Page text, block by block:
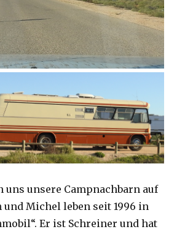
uns unsere Campnachbarn auf
und Michel leben seit 1996 in
Er ist Schreiner und hat